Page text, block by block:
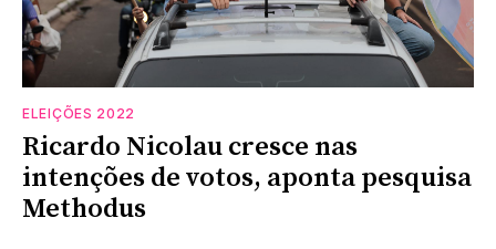
ELEIÇÕES 2022
Ricardo Nicolau cresce nas
intenções de votos, aponta pesquisa
Methodus